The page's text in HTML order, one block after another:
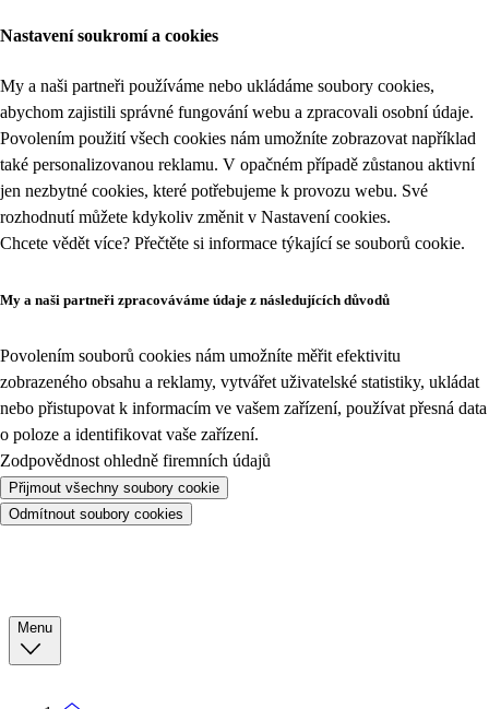
Nastavení soukromí a cookies
My a naši partneři používáme nebo ukládáme soubory cookies,
abychom zajistili správné fungování webu a zpracovali osobní údaje.
Povolením použití všech cookies nám umožníte zobrazovat například
také personalizovanou reklamu. V opačném případě zůstanou aktivní
jen nezbytné cookies, které potřebujeme k provozu webu. Své
rozhodnutí můžete kdykoliv změnit v Nastavení cookies.
Chcete vědět více? Přečtěte si informace týkající se souborů cookie.
My a naši partneři zpracováváme údaje z následujících důvodů
Povolením souborů cookies nám umožníte měřit efektivitu
zobrazeného obsahu a reklamy, vytvářet uživatelské statistiky, ukládat
nebo přistupovat k informacím ve vašem zařízení, používat přesná data
o poloze a identifikovat vaše zařízení.
Zodpovědnost ohledně firemních údajů
Přijmout všechny soubory cookie
Odmítnout soubory cookies
Menu